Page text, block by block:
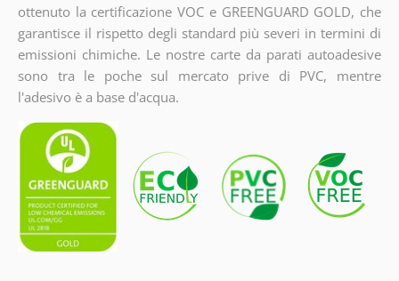
ottenuto la certificazione VOC e GREENGUARD GOLD, che
garantisce il rispetto degli standard più severi in termini di
emissioni chimiche. Le nostre carte da parati autoadesive
sono tra le poche sul mercato prive di PVC, mentre
l'adesivo è a base d'acqua.